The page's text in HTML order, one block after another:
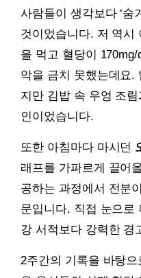
사람들이 생각보다 ‘숨
것이었습니다. 저 역시
을 먹고 혈당이
악을 금치 못했는데요.
지만 김밥 속 우엉 조
인이었습니다.
또한 아침마다 마시던
래프를 가파르게 끌어
공하는 과정에서 전분
문입니다. 직접 눈으로
강 서적보다 강력한 경
2주간의 기록을 바탕